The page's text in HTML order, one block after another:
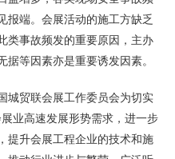
报端。会展活动的施工方缺乏
类事故频发的重要原因，主办
等因素亦是重要诱发因素。
城贸联会展工作委员会为切实
业高速发展形势需求，进一步
提升会展工程企业的技术和施